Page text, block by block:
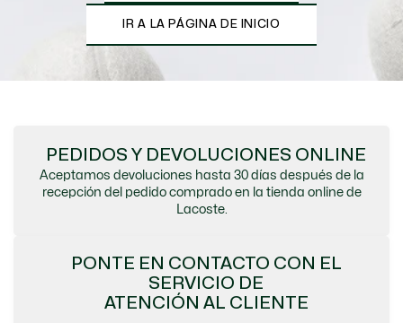
IR A LA PÁGINA DE INICIO
PEDIDOS Y DEVOLUCIONES ONLINE
Aceptamos devoluciones hasta 30 días después de la
recepción del pedido comprado en la tienda online de
Lacoste.
PONTE EN CONTACTO CON EL
SERVICIO DE
ATENCIÓN AL CLIENTE